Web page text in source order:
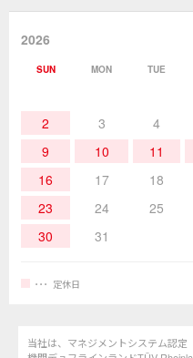
作業環境／材料
該非説明発行の申込み
2026
SUN MON TUE
2
3 4
9
10 11
16
17 18
23
24 25
30
31
定休日
当社は、マネジメントシステム認定